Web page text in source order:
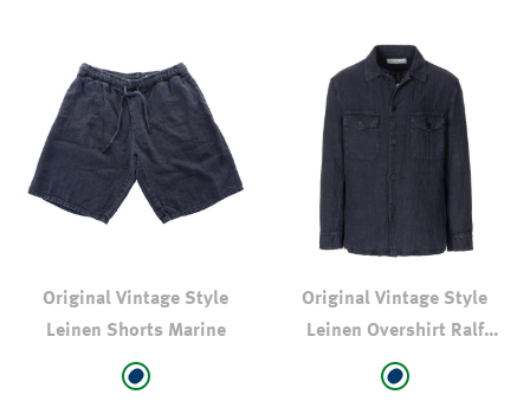
Original Vintage Style
Leinen Shorts Marine
auswählen
marine
Original Vintage Style
Leinen Overshirt Ralf
auswählen
marine